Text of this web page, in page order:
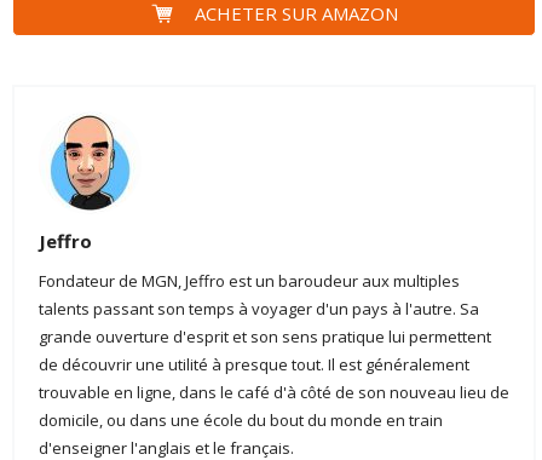
ACHETER SUR AMAZON
Jeffro
Fondateur de MGN, Jeffro est un baroudeur aux multiples
talents passant son temps à voyager d'un pays à l'autre. Sa
grande ouverture d'esprit et son sens pratique lui permettent
de découvrir une utilité à presque tout. Il est généralement
trouvable en ligne, dans le café d'à côté de son nouveau lieu de
domicile, ou dans une école du bout du monde en train
d'enseigner l'anglais et le français.